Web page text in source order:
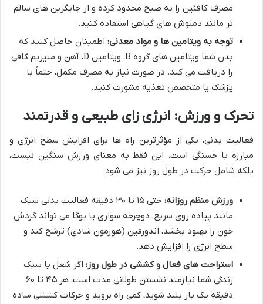
مصرف کافئین را به صبح محدود کرده و از جایگزین های سالم
تر مانند دمنوش های گیاهی استفاده کنید.
توجه به ویتامین ها و مواد معدنی: اطمینان حاصل کنید که
بدن شما ویتامین های گروه B، ویتامین D، آهن و منیزیم کافی
را دریافت می کند. در صورت نیاز به مصرف مکمل، حتماً با
پزشک یا متخصص تغذیه مشورت کنید.
تحرک و ورزش: انرژی زای طبیعی و قدرتمند
فعالیت بدنی، یکی از مؤثرترین راه ها برای افزایش سطح انرژی و
مبارزه با خستگی است. این فقط به معنای ورزش سنگین نیست،
بلکه شامل حرکت در طول روز نیز می شود.
ورزش منظم روزانه:
حتی ۱۵ تا ۳۰ دقیقه فعالیت بدنی سبک
مانند پیاده روی سریع، دوچرخه سواری یا یوگا می تواند گردش
خون را بهبود بخشد، اندورفین (هورمون شادی) ترشح کند و
سطح انرژی را افزایش دهد.
استراحت های فعال و کششی در طول روز: اگر شغل یا سبک
زندگی شما نیازمند نشستن طولانی مدت است، هر ۴۵ تا ۶۰
دقیقه یک بار بلند شوید، کمی راه بروید و حرکات کششی ساده